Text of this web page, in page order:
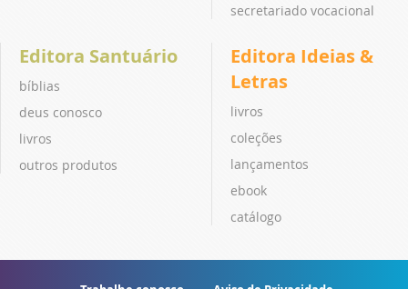
secretariado vocacional
Editora Santuário
bíblias
deus conosco
livros
outros produtos
Editora Ideias &
Letras
livros
coleções
lançamentos
ebook
catálogo